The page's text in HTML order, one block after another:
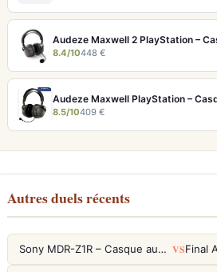
8.4/10448 €
8.5/10409 €
Autres duels récents
Sony MDR-Z1R – Casque audiophile fermé haute résolution VS